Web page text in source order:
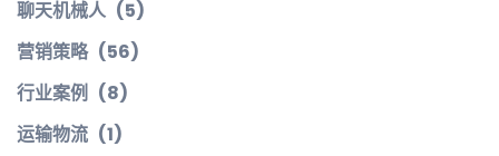
聊天机械人 (5)
营销策略 (56)
行业案例 (8)
运输物流 (1)